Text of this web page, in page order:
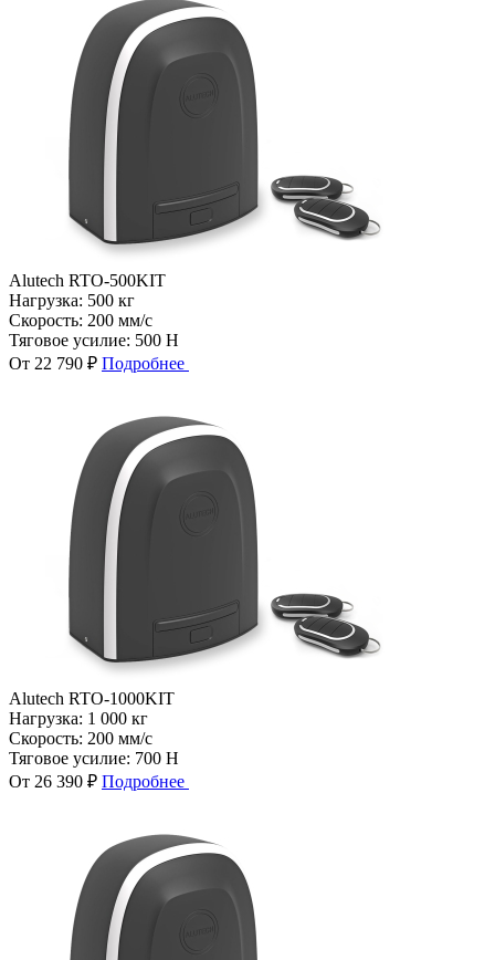
Alutech RTO-500KIT
Нагрузка: 500 кг
Скорость: 200 мм/с
Тяговое усилие: 500 Н
От 22 790 ₽ Подробнее
Alutech RTO-1000KIT
Нагрузка: 1 000 кг
Скорость: 200 мм/с
Тяговое усилие: 700 Н
От 26 390 ₽ Подробнее